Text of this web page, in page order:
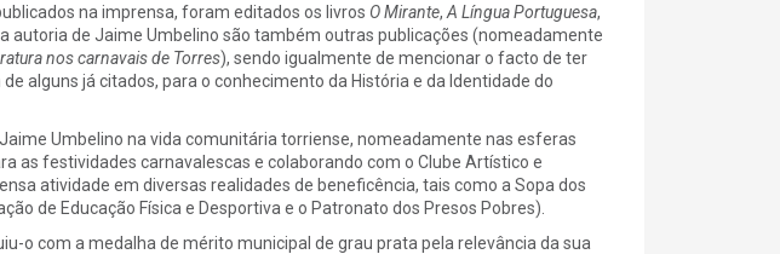
na imprensa, foram editados os livros O Mirante, A Língua Portuguesa,
autoria de Jaime Umbelino são também outras publicações (nomeadamente
nos carnavais de Torres), sendo igualmente de mencionar o facto de ter
alguns já citados, para o conhecimento da História e da Identidade do
Umbelino na vida comunitária torriense, nomeadamente nas esferas
as festividades carnavalescas e colaborando com o Clube Artístico e
atividade em diversas realidades de beneficência, tais como a Sopa dos
de Educação Física e Desportiva e o Patronato dos Presos Pobres).
o com a medalha de mérito municipal de grau prata pela relevância da sua